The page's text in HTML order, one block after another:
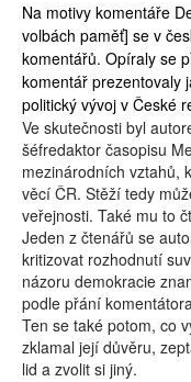
Na motivy komentáře
volbách paměť] se v
komentářů. Opíraly se
komentář prezentovaly
politický vývoj v České
Ve skutečnosti byl
šéfredaktor časopisu
mezinárodních vztahů,
věcí ČR. Stěží tedy
veřejnosti. Také mu to
Jeden z čtenářů se
kritizovat rozhodnutí
názoru demokracie
podle přání
Ten se také potom, co
zklamal její důvěru,
lid a zvolit si jiný.